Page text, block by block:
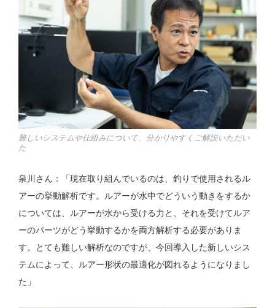
難しいシステムや仕組みについて、分かりやすくご解説いただい
た
泉川さん：「現在取り組んでいるのは、釣りで使用されるル
アーの挙動解析です。ルアーが水中でどういう動きをするか
については、ルアーが水から受ける力と、それを受けてルア
ーのパーツがどう挙動するかを両方解析する必要がありま
す。とても難しい解析なのですが、今回導入した新しいシス
テムによって、ルアー形状の最適化が図れるようになりまし
た」